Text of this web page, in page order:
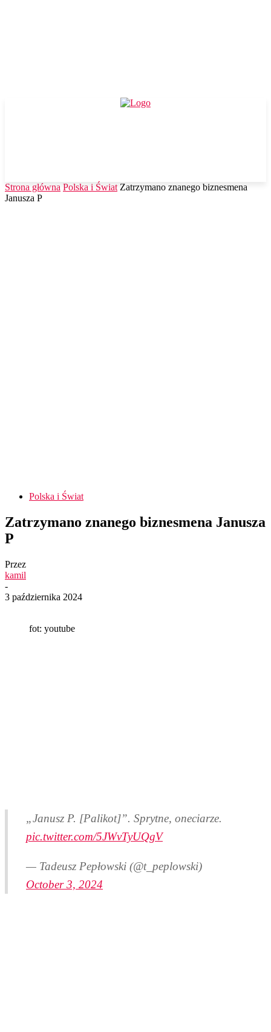
Strona główna Polska i Świat Zatrzymano znanego biznesmena
Janusza P
Polska i Świat
Zatrzymano znanego biznesmena Janusza
P
Przez
kamil
-
3 października 2024
fot: youtube
„Janusz P. [Palikot]”. Sprytne, oneciarze.
pic.twitter.com/5JWvTyUQgV
— Tadeusz Pepłowski (@t_peplowski)
October 3, 2024